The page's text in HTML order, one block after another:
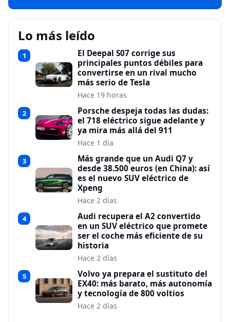
Lo más leído
1
El Deepal S07 corrige sus
principales puntos débiles para
convertirse en un rival mucho
más serio de Tesla
Hace 19 horas
2
Porsche despeja todas las dudas:
el 718 eléctrico sigue adelante y
ya mira más allá del 911
Hace 1 día
3
Más grande que un Audi Q7 y
desde 38.500 euros (en China): así
es el nuevo SUV eléctrico de
Xpeng
Hace 2 días
4
Audi recupera el A2 convertido
en un SUV eléctrico que promete
ser el coche más eficiente de su
historia
Hace 2 días
5
Volvo ya prepara el sustituto del
EX40: más barato, más autonomía
y tecnología de 800 voltios
Hace 2 días